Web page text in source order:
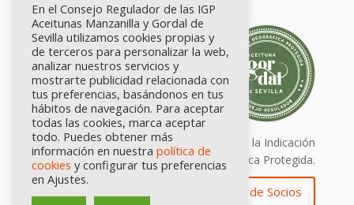
Calidad certificada por Origen. Sellos de la Indicación
Geográfica Protegida.
Zona de Socios
En el Consejo Regulador de las IGP
Aceitunas Manzanilla y Gordal de
Sevilla utilizamos cookies propias y
de terceros para personalizar la web,
analizar nuestros servicios y
mostrarte publicidad relacionada con
tus preferencias, basándonos en tus
hábitos de navegación. Para aceptar
todas las cookies, marca aceptar
todo. Puedes obtener más
información en nuestra política de
cookies y configurar tus preferencias
en Ajustes.